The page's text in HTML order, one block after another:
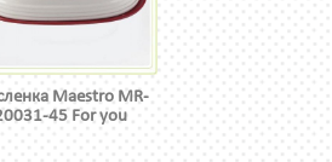
Maestro MR-
45 For you